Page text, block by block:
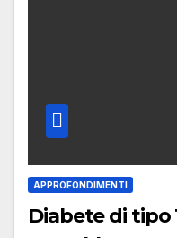
APPROFONDIMENTI
Diabete di tipo